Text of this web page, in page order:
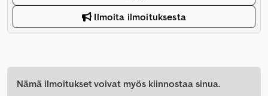
Ilmoita ilmoituksesta
Nämä ilmoitukset voivat myös kiinnostaa sinua.